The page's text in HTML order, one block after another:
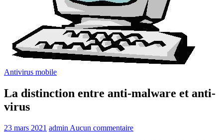
Antivirus mobile
La distinction entre anti-malware et anti-
virus
23 mars 2021 admin Aucun commentaire